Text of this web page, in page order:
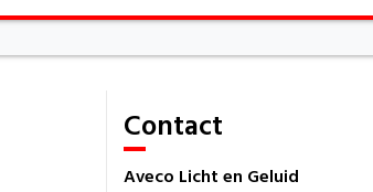
Contact
Aveco Licht en Geluid